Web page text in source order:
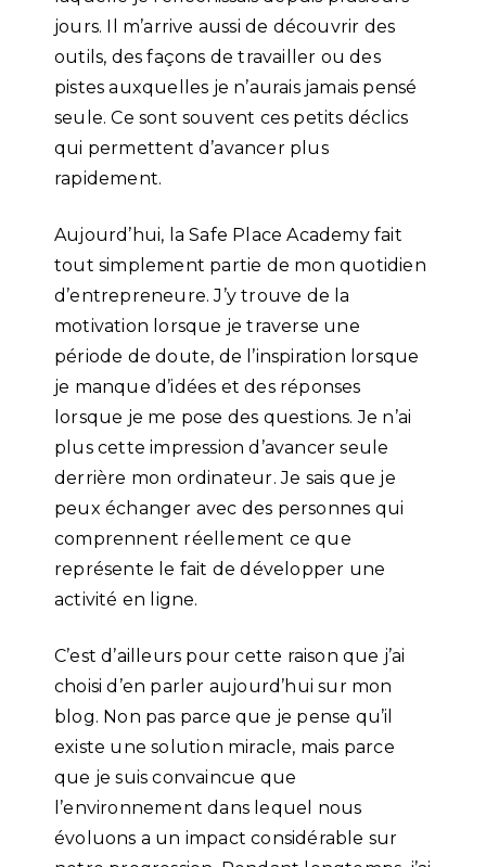
jours. Il m’arrive aussi de découvrir des
outils, des façons de travailler ou des
pistes auxquelles je n’aurais jamais pensé
seule. Ce sont souvent ces petits déclics
qui permettent d’avancer plus
rapidement.
Aujourd’hui, la Safe Place Academy fait
tout simplement partie de mon quotidien
d’entrepreneure. J’y trouve de la
motivation lorsque je traverse une
période de doute, de l’inspiration lorsque
je manque d’idées et des réponses
lorsque je me pose des questions. Je n’ai
plus cette impression d’avancer seule
derrière mon ordinateur. Je sais que je
peux échanger avec des personnes qui
comprennent réellement ce que
représente le fait de développer une
activité en ligne.
C’est d’ailleurs pour cette raison que j’ai
choisi d’en parler aujourd’hui sur mon
blog. Non pas parce que je pense qu’il
existe une solution miracle, mais parce
que je suis convaincue que
l’environnement dans lequel nous
évoluons a un impact considérable sur